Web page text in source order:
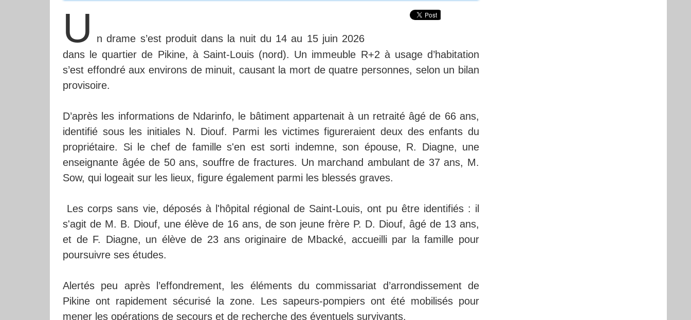
U
n drame s’est produit dans la nuit du 14 au 15 juin 2026
dans le quartier de Pikine, à Saint-Louis (nord). Un immeuble R+2 à usage d’habitation
s’est effondré aux environs de minuit, causant la mort de quatre personnes, selon un bilan
provisoire.
D’après les informations de Ndarinfo, le bâtiment appartenait à un retraité âgé de 66 ans,
identifié sous les initiales N. Diouf. Parmi les victimes figureraient deux des enfants du
propriétaire. Si le chef de famille s'en est sorti indemne, son épouse, R. Diagne, une
enseignante âgée de 50 ans, souffre de fractures. Un marchand ambulant de 37 ans, M.
Sow, qui logeait sur les lieux, figure également parmi les blessés graves.
Les corps sans vie, déposés à l'hôpital régional de Saint-Louis, ont pu être identifiés : il
s'agit de M. B. Diouf, une élève de 16 ans, de son jeune frère P. D. Diouf, âgé de 13 ans,
et de F. Diagne, un élève de 23 ans originaire de Mbacké, accueilli par la famille pour
poursuivre ses études.
Alertés peu après l’effondrement, les éléments du commissariat d’arrondissement de
Pikine ont rapidement sécurisé la zone. Les sapeurs-pompiers ont été mobilisés pour
mener les opérations de secours et de recherche des éventuels survivants.